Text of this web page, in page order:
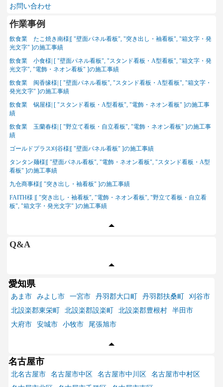
お問い合わせ
作業事例
飲食業 たこ焼き南様|[ "壁面パネル看板", "突き出し・袖看板", "箱文字・発
光文字" ]の施工事績
飲食業 小食様| [ "壁面パネル看板", "スタンド看板・A型看板", "箱文字・発
光文字", "電飾・ネオン看板" ]の施工事績
飲食業 闽香缘様| [ "壁面パネル看板", "スタンド看板・A型看板", "箱文字・
発光文字" ]の施工事績
飲食業 锅屋様| [ "スタンド看板・A型看板", "電飾・ネオン看板" ]の施工事
績
飲食業 玉蘭春様| [ "野立て看板・自立看板", "電飾・ネオン看板" ]の施工事
績
ゴールドプラス刈谷様|[ "壁面パネル看板" ]の施工事績
タンタン麺様|[ "壁面パネル看板", "電飾・ネオン看板", "スタンド看板・A型
看板" ]の施工事績
九仓商事様|[ "突き出し・袖看板" ]の施工事績
FAITH様 |[ "突き出し・袖看板", "電飾・ネオン看板", "野立て看板・自立看
板", "箱文字・発光文字" ]の施工事績
Q&A
愛知県
あま市 みよし市 一宮市 丹羽郡大口町 丹羽郡扶桑町
刈谷市
北設楽郡東栄町
北設楽郡設楽町 北設楽郡豊根村
半田市
大府市
安城市 小牧市 尾張旭市
名古屋市
北名古屋市 名古屋市中区 名古屋市中川区
名古屋市中村区